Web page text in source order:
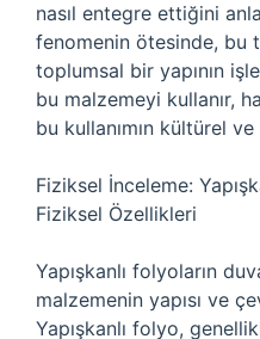
nasıl entegre ettiğini
fenomenin ötesinde, bu
toplumsal bir yapının
bu malzemeyi kullanır,
bu kullanımın kültürel
Fiziksel İnceleme:
Fiziksel Özellikleri
Yapışkanlı folyoların
malzemenin yapısı ve
Yapışkanlı folyo,